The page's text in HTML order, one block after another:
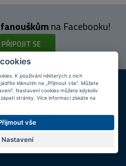
fanouškůmna Facebooku!
PŘIPOJIT SE
KAMENNÉ PRODEJNY
Jsme na trhu více než 10 let
my vás budeme informovat
K používání některých z nich
kliknutím na „Přijmout vše“. Můžete
Nastavení cookies můžete kdykoliv
stránky. Více informací získáte na
vše
Nastavení